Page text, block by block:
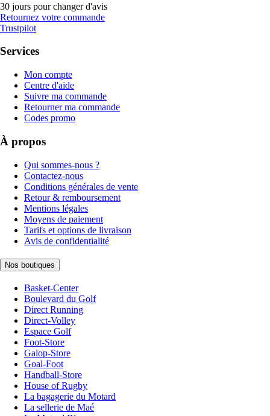
30 jours pour changer d'avis
Retournez votre commande
Trustpilot
Services
Mon compte
Centre d'aide
Suivre ma commande
Retourner ma commande
Codes promo
À propos
Qui sommes-nous ?
Contactez-nous
Conditions générales de vente
Retour & remboursement
Mentions légales
Moyens de paiement
Tarifs et options de livraison
Avis de confidentialité
Nos boutiques
Basket-Center
Boulevard du Golf
Direct Running
Direct-Volley
Espace Golf
Foot-Store
Galop-Store
Goal-Foot
Handball-Store
House of Rugby
La bagagerie du Motard
La sellerie de Maé